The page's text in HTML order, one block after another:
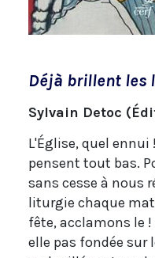
Déjà brillent les
Sylvain Detoc
L'Église, quel ennui
pensent tout bas.
sans cesse à nous
liturgie chaque
fête, acclamons le
elle pas fondée sur